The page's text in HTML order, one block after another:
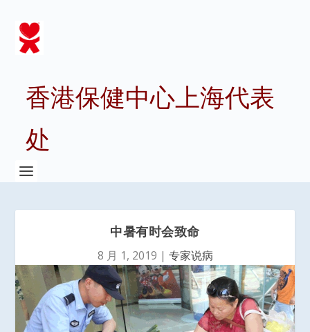
香港保健中心上海代表
处
中暑有时会致命
8 月 1, 2019 | 专家说病